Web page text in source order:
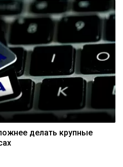
делать крупные